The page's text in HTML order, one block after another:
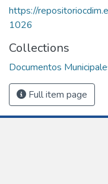
https://
1026
Collections
Documentos
Full item page